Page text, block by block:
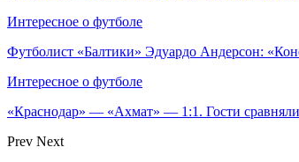
Интересное о футболе
Футболист «Балтики» Эдуардо Андерсон:
Интересное о футболе
«Краснодар» — «Ахмат» — 1:1. Гости
Prev Next